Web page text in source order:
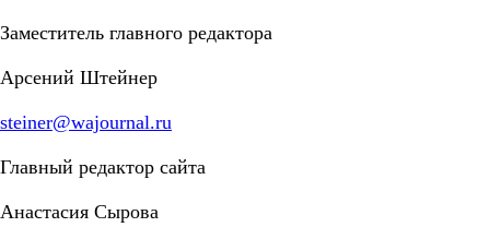
Заместитель главного редактора
Арсений Штейнер
steiner@wajournal.ru
Главный редактор сайта
Анастасия Сырова